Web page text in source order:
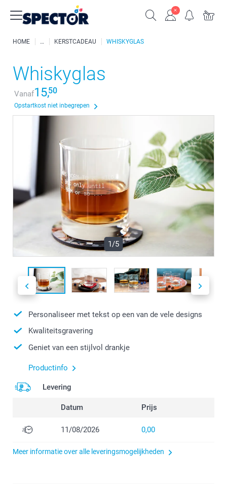
HOME KERSTCADEAU WHISKYGLAS
Whiskyglas
Vanaf15,50
Opstartkost niet inbegrepen
1/5
Personaliseer met tekst op een van de vele designs
Kwaliteitsgravering
Geniet van een stijlvol drankje
Productinfo
Levering
Datum Prijs
11/08/2026 0,00
Meer informatie over alle leveringsmogelijkheden